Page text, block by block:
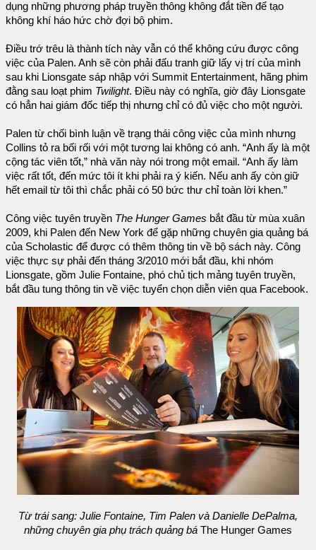
dụng những phương pháp truyền thông không đắt tiền để tạo
không khí háo hức chờ đợi bộ phim.
Điều trớ trêu là thành tích này vẫn có thể không cứu được công
việc của Palen. Anh sẽ còn phải đấu tranh giữ lấy vị trí của mình
sau khi Lionsgate sáp nhập với Summit Entertainment, hãng phim
đằng sau loạt phim Twilight. Điều này có nghĩa, giờ đây Lionsgate
có hẳn hai giám đốc tiếp thị nhưng chỉ có đủ việc cho một người.
Palen từ chối bình luận về trạng thái công việc của mình nhưng
Collins tỏ ra bối rối với một tương lai không có anh. “Anh ấy là một
cộng tác viên tốt,” nhà văn này nói trong một email. “Anh ấy làm
việc rất tốt, đến mức tôi ít khi phải ra ý kiến. Nếu anh ấy còn giữ
hết email từ tôi thì chắc phải có 50 bức thư chỉ toàn lời khen.”
Công việc tuyên truyền The Hunger Games bắt đầu từ mùa xuân
2009, khi Palen đến New York để gặp những chuyên gia quảng bá
của Scholastic để được có thêm thông tin về bộ sách này. Công
việc thực sự phải đến tháng 3/2010 mới bắt đầu, khi nhóm
Lionsgate, gồm Julie Fontaine, phó chủ tịch mảng tuyên truyền,
bắt đầu tung thông tin về việc tuyển chọn diễn viên qua Facebook.
Từ trái sang: Julie Fontaine, Tim Palen và Danielle DePalma,
những chuyên gia phụ trách quảng bá The Hunger Games